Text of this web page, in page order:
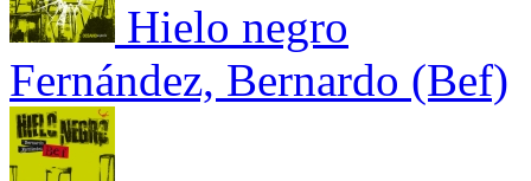
Hielo negro
Fernández, Bernardo (Bef)